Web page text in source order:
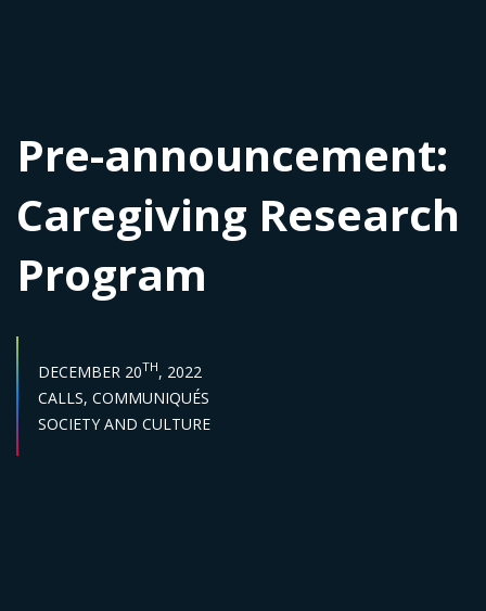
Pre-announcement:
Caregiving Research
Program
PUBLISH DATE :
DECEMBER 20TH, 2022
Categories :
CALLS, COMMUNIQUÉS
Sector :
SOCIETY AND CULTURE